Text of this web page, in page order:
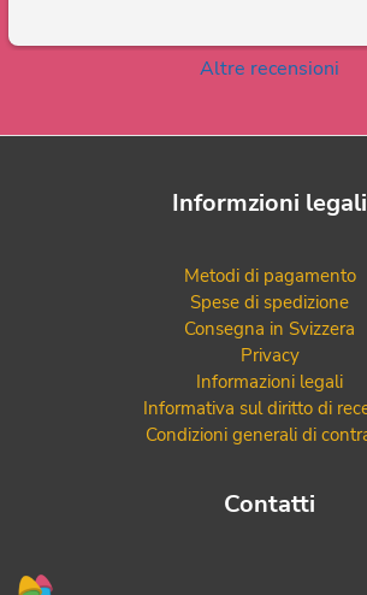
Altre recensioni
Informzioni legali
Metodi di pagamento
Spese di spedizione
Consegna in Svizzera
Privacy
Informazioni legali
Informativa sul diritto di
Condizioni generali di
Contatti